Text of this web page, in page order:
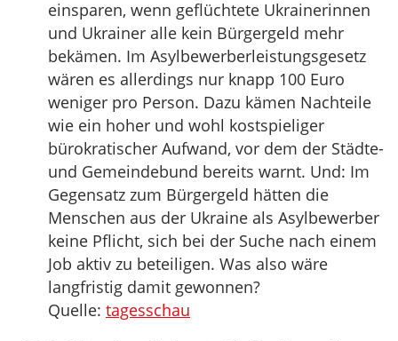
einsparen, wenn geflüchtete Ukrainerinnen
und Ukrainer alle kein Bürgergeld mehr
bekämen. Im Asylbewerberleistungsgesetz
wären es allerdings nur knapp 100 Euro
weniger pro Person. Dazu kämen Nachteile
wie ein hoher und wohl kostspieliger
bürokratischer Aufwand, vor dem der Städte-
und Gemeindebund bereits warnt. Und: Im
Gegensatz zum Bürgergeld hätten die
Menschen aus der Ukraine als Asylbewerber
keine Pflicht, sich bei der Suche nach einem
Job aktiv zu beteiligen. Was also wäre
langfristig damit gewonnen?
Quelle: tagesschau